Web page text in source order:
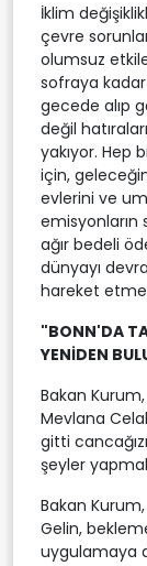
İklim
çevre
olumsuz
sofraya
gecede alıp
değil
yakıyor. Hep
için,
evlerini ve
emisyonların
ağır bedeli
dünyayı
hareket
"BONN'DA
YENİDEN
Bakan
Mevlana
gitti
şeyler
Bakan
Gelin,
uygulamaya